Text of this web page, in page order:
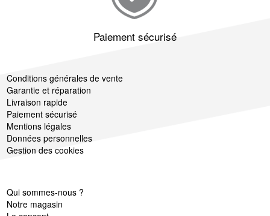
Paiement sécurisé
Conditions générales de vente
Garantie et réparation
Livraison rapide
Paiement sécurisé
Mentions légales
Données personnelles
Gestion des cookies
Qui sommes-nous ?
Notre magasin